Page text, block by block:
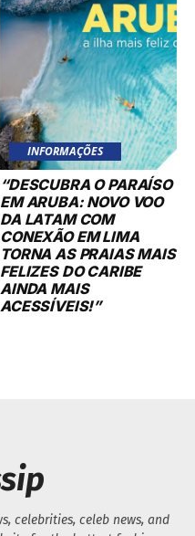
INFORMAÇÕES
“DESCUBRA O PARAÍSO
EM ARUBA: NOVO VOO
DA LATAM COM
CONEXÃO EM LIMA
TORNA AS PRAIAS MAIS
FELIZES DO CARIBE
AINDA MAIS
ACESSÍVEIS!”
celebrities, celeb news, and